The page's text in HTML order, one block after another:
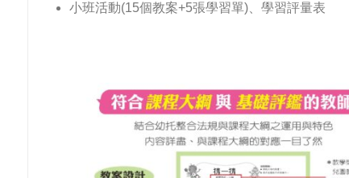
小班活動(15個教案+5張學習單)、學習評量表